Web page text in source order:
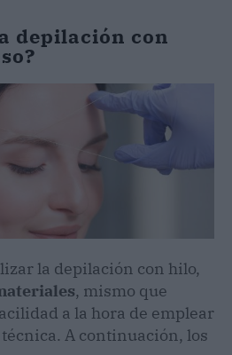
depilación con
la depilación con hilo,
, mismo que
a la hora de emplear
A continuación, los